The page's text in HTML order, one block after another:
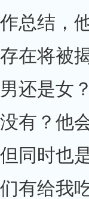
总结，
在将被
还是女
有？他
同时也
有给我